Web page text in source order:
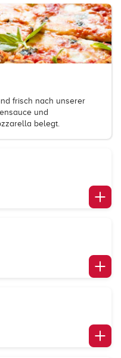
frisch nach unserer
und
belegt.